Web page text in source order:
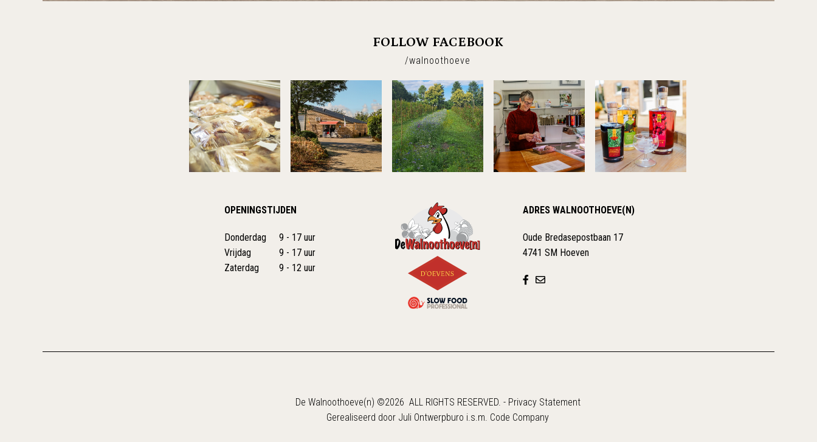
FOLLOW FACEBOOK
/walnoothoeve
OPENINGSTIJDEN
Donderdag
9 - 17 uur
Vrijdag
9 - 17 uur
Zaterdag
9 - 12 uur
ADRES WALNOOTHOEVE(N)
Oude Bredasepostbaan 17
4741 SM Hoeven
De Walnoothoeve(n) ©2026 ALL RIGHTS RESERVED. - Privacy Statement
Gerealiseerd door Juli Ontwerpburo i.s.m. Code Company